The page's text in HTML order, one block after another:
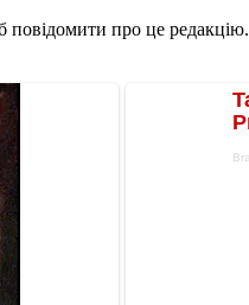
повідомити про це редакцію.